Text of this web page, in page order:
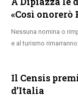
«Così onorerò
Nessuna nomina o
e al turismo
Il Censis
d’Italia